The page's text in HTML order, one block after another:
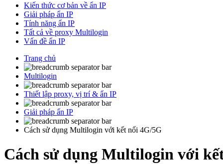
Kiến thức cơ bản về ẩn IP
Giải pháp ẩn IP
Tính năng ẩn IP
Tất cả về proxy Multilogin
Vấn đề ẩn IP
Trang chủ
Multilogin
Thiết lập proxy, vị trí & ẩn IP
Giải pháp ẩn IP
Cách sử dụng Multilogin với kết nối 4G/5G
Cách sử dụng Multilogin với